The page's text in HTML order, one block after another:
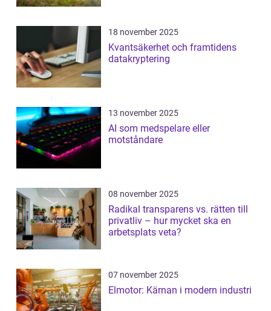
18 november 2025
Kvantsäkerhet och framtidens
datakryptering
13 november 2025
AI som medspelare eller
motståndare
08 november 2025
Radikal transparens vs. rätten till
privatliv – hur mycket ska en
arbetsplats veta?
07 november 2025
Elmotor: Kärnan i modern industri